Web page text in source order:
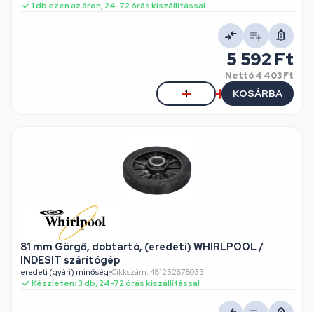
1 db ezen az áron, 24-72 órás kiszállítással
5 592 Ft
Nettó4 403 Ft
KOSÁRBA
81 mm Görgő, dobtartó, (eredeti) WHIRLPOOL /
INDESIT szárítógép
eredeti (gyári) minőség•Cikkszám: 481252878033
Készleten: 3 db, 24-72 órás kiszállítással